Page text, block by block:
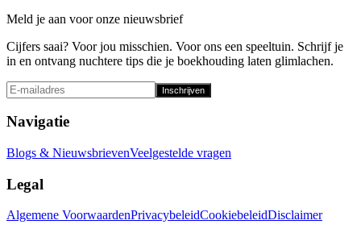
Meld je aan voor onze nieuwsbrief
Cijfers saai? Voor jou misschien. Voor ons een speeltuin. Schrijf je
in en ontvang nuchtere tips die je boekhouding laten glimlachen.
Inschrijven
Navigatie
Blogs & NieuwsbrievenVeelgestelde vragen
Legal
Algemene VoorwaardenPrivacybeleidCookiebeleidDisclaimer